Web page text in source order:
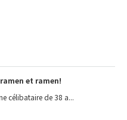
et ramen!
célibataire de 38 a...